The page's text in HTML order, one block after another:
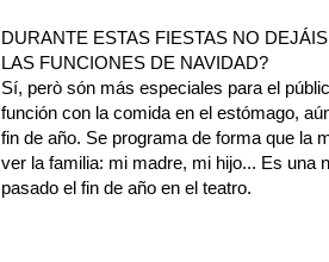
DURANTE ESTAS FIESTAS NO
LAS FUNCIONES DE NAVIDAD?
Sí, però són más especiales para el
función con la comida en el estómago,
fin de año. Se programa de forma que la
ver la familia: mi madre, mi hijo... Es una
pasado el fin de año en el teatro.